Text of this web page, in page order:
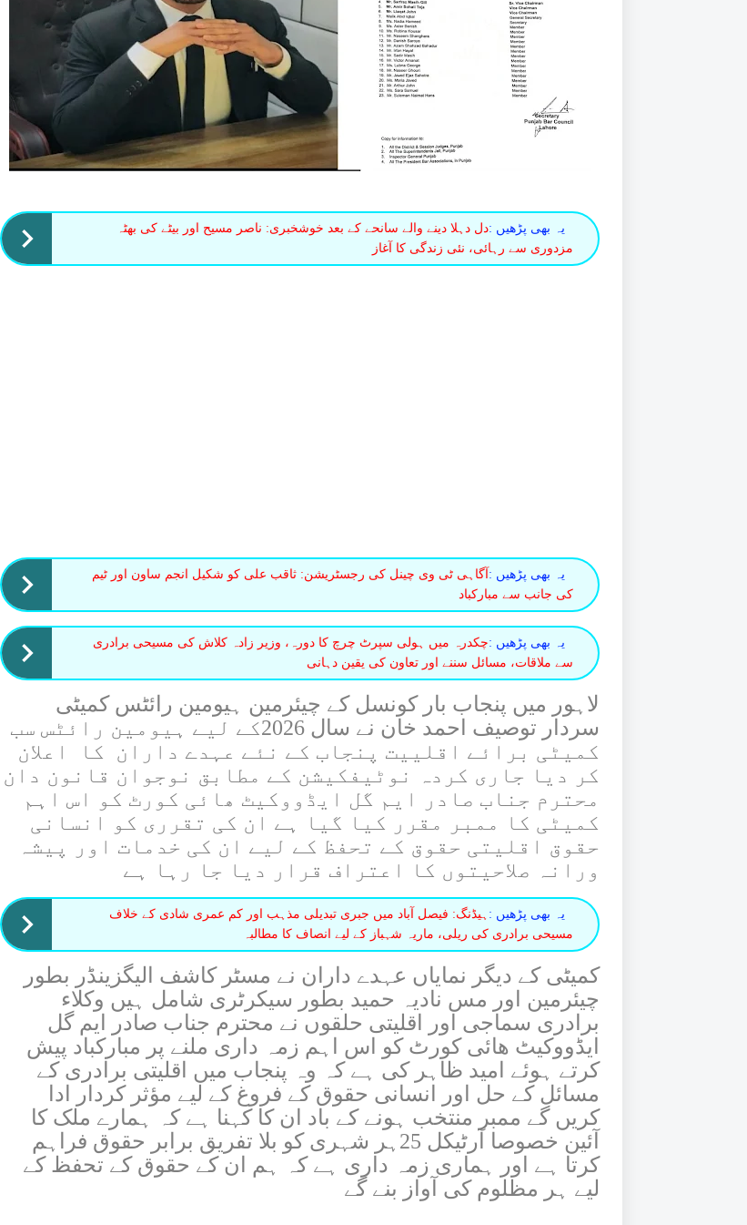
یہ بھی پڑھیں :دل دہلا دینے والے سانحے کے بعد خوشخبری: ناصر مسیح اور بیٹے کی بھٹہ
مزدوری سے رہائی، نئی زندگی کا آغاز
یہ بھی پڑھیں : آگاہی ٹی وی چینل کی رجسٹریشن: ثاقب علی کو شکیل انجم ساون اور ٹیم
کی جانب سے مبارکباد
یہ بھی پڑھیں :چکدرہ میں ہولی سپرٹ چرچ کا دورہ، وزیر زادہ کلاش کی مسیحی برادری
سے ملاقات، مسائل سننے اور تعاون کی یقین دہانی
لاہور میں پنجاب بار کونسل کے چیئرمین ہیومین رائٹس کمیٹی
سردار توصیف احمد خان نے سال 2026کے لیے ہیومین رائٹس سب
کمیٹی برائے اقلییت پنجاب کے نئے عہدے داران کا اعلان
کر دیا جاری کردہ نوٹیفکیشن کے مطابق نوجوان قانون دان
محترم جناب صادر ایم گل ایڈووکیٹ ھائی کورٹ کو اس اہم
کمیٹی کا ممبر مقرر کیا گیا ہے ان کی تقرری کو انسانی
حقوق اقلیتی حقوق کے تحفظ کے لیے ان کی خدمات اور پیشہ
ورانہ صلاحیتوں کا اعتراف قرار دیا جا رہا ہے
یہ بھی پڑھیں : ہیڈنگ: فیصل آباد میں جبری تبدیلی مذہب اور کم عمری شادی کے خلاف
مسیحی برادری کی ریلی، ماریہ شہباز کے لیے انصاف کا مطالبہ
کمیٹی کے دیگر نمایاں عہدے داران نے مسٹر کاشف الیگزینڈر بطور
چیئرمین اور مس نادیہ حمید بطور سیکرٹری شامل ہیں وکلاء
برادری سماجی اور اقلیتی حلقوں نے محترم جناب صادر ایم گل
ایڈووکیٹ ھائی کورٹ کو اس اہم زمہ داری ملنے پر مبارکباد پیش
کرتے ہوئے امید ظاہر کی ہے کہ وہ پنجاب میں اقلیتی برادری کے
مسائل کے حل اور انسانی حقوق کے فروغ کے لیے مؤثر کردار ادا
کریں گے ممبر منتخب ہونے کے باد ان کا کہنا ہے کہ ہمارے ملک کا
آئین خصوصا آرٹیکل 25ہر شہری کو بلا تفریق برابر حقوق فراہم
کرتا ہے اور ہماری زمہ داری ہے کہ ہم ان کے حقوق کے تحفظ کے
لیے ہر مظلوم کی آواز بنے گے